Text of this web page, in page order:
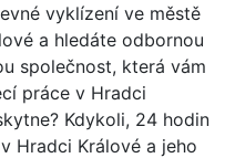
vyklízení ve městě
a hledáte odbornou
společnost, která vám
práce v Hradci
Kdykoli, 24 hodin
Hradci Králové a jeho